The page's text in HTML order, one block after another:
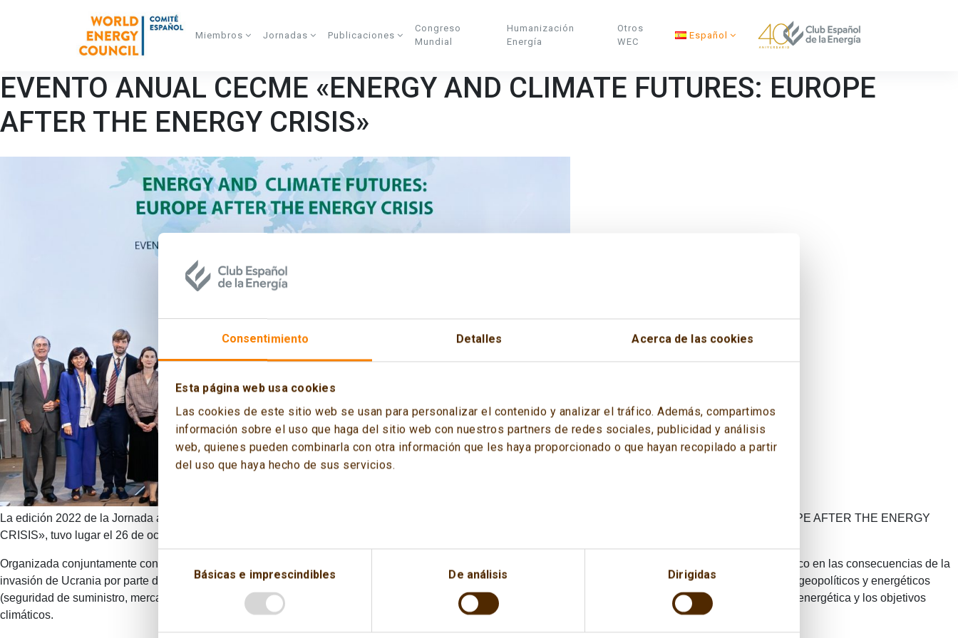
Consentimiento Detalles Acerca de las cookies
Esta página web usa cookies
Las cookies de este sitio web se usan para personalizar el contenido y analizar el tráfico. Además, compartimos
información sobre el uso que haga del sitio web con nuestros partners de redes sociales, publicidad y análisis
web, quienes pueden combinarla con otra información que les haya proporcionado o que hayan recopilado a partir
del uso que haya hecho de sus servicios.
Básicas e imprescindibles De análisis Dirigidas
Miembros Jornadas Publicaciones
Congreso
Mundial
Humanización
Energía
Otros
WEC
Español
EVENTO ANUAL CECME «ENERGY AND CLIMATE FUTURES: EUROPE
AFTER THE ENERGY CRISIS»
La edición 2022 de la Jornada anual del Comité Español del Consejo Mundial de la Energía (CECME), titulada «ENERGY AND CLIMATE FUTURES: EUROPE AFTER THE ENERGY
CRISIS», tuvo lugar el 26 de octubre en Madrid en formato híbrido.
Organizada conjuntamente con el Club Español de la Energía (ENERCLUB) y el Real Instituto Elcano, y patrocinada por Cepsa, esta última edición puso el foco en las consecuencias de la
invasión de Ucrania por parte de Rusia sobre el sector energético europeo, analizadas desde dos perspectivas diferentes: una primera, centrada en los temas geopolíticos y energéticos
(seguridad de suministro, mercados, asequibilidad); y otra segunda ligada a la anterior, donde el objetivo principal será examinar los impactos en la transición energética y los objetivos
climáticos.